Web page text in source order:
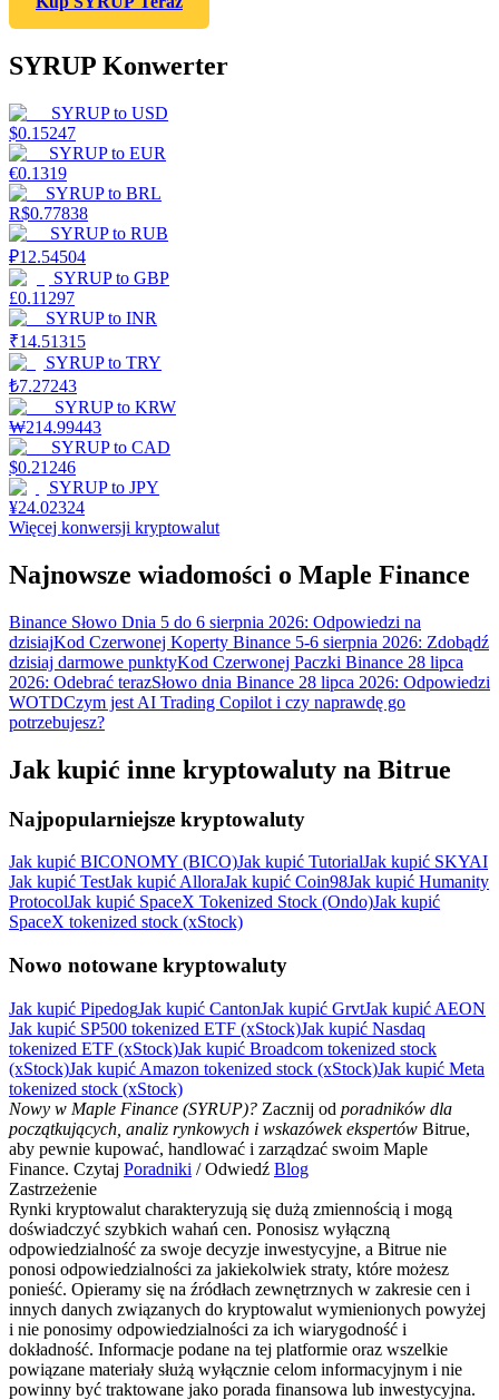
SYRUP Konwerter
SYRUPto USD
$0.15247
SYRUPto EUR
€0.1319
SYRUPto BRL
R$0.77838
SYRUPto RUB
₽12.54504
SYRUPto GBP
£0.11297
SYRUPto INR
₹14.51315
SYRUPto TRY
₺7.27243
SYRUPto KRW
₩214.99443
SYRUPto CAD
$0.21246
SYRUPto JPY
¥24.02324
Więcej konwersji kryptowalut
Najnowsze wiadomości o Maple Finance
Binance Słowo Dnia 5 do 6 sierpnia 2026: Odpowiedzi na
dzisiajKod Czerwonej Koperty Binance 5-6 sierpnia 2026: Zdobądź
dzisiaj darmowe punktyKod Czerwonej Paczki Binance 28 lipca
2026: Odebrać terazSłowo dnia Binance 28 lipca 2026: Odpowiedzi
WOTDCzym jest AI Trading Copilot i czy naprawdę go
potrzebujesz?
Jak kupić inne kryptowaluty na Bitrue
Najpopularniejsze kryptowaluty
Jak kupić BICONOMY (BICO)Jak kupić TutorialJak kupić SKYAI
Jak kupić TestJak kupić AlloraJak kupić Coin98Jak kupić Humanity
ProtocolJak kupić SpaceX Tokenized Stock (Ondo)Jak kupić
SpaceX tokenized stock (xStock)
Nowo notowane kryptowaluty
Jak kupić PipedogJak kupić CantonJak kupić GrvtJak kupić AEON
Jak kupić SP500 tokenized ETF (xStock)Jak kupić Nasdaq
tokenized ETF (xStock)Jak kupić Broadcom tokenized stock
(xStock)Jak kupić Amazon tokenized stock (xStock)Jak kupić Meta
tokenized stock (xStock)
Nowy w Maple Finance (SYRUP)? Zacznij od poradników dla
początkujących, analiz rynkowych i wskazówek ekspertów Bitrue,
aby pewnie kupować, handlować i zarządzać swoim Maple
Finance. Czytaj Poradniki / Odwiedź Blog
Zastrzeżenie
Rynki kryptowalut charakteryzują się dużą zmiennością i mogą
doświadczyć szybkich wahań cen. Ponosisz wyłączną
odpowiedzialność za swoje decyzje inwestycyjne, a Bitrue nie
ponosi odpowiedzialności za jakiekolwiek straty, które możesz
ponieść. Opieramy się na źródłach zewnętrznych w zakresie cen i
innych danych związanych do kryptowalut wymienionych powyżej
i nie ponosimy odpowiedzialności za ich wiarygodność i
dokładność. Informacje podane na tej platformie oraz wszelkie
powiązane materiały służą wyłącznie celom informacyjnym i nie
powinny być traktowane jako porada finansowa lub inwestycyjna.